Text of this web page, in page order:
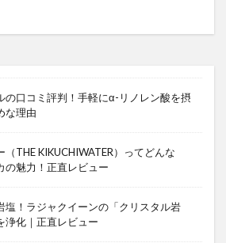
の口コミ評判！手軽にα-リノレン酸を摂
な理由
THE KIKUCHIWATER）ってどんな
の魅力！正直レビュー
塩！ラジャクイーンの「クリスタル岩
浄化｜正直レビュー